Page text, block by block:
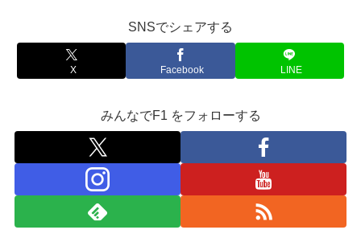
SNSでシェアする
X Facebook LINE
みんなでF1 をフォローする